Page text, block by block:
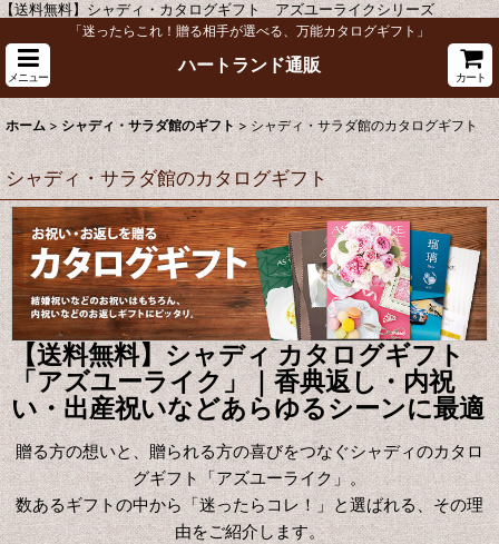
【送料無料】シャディ・カタログギフト アズユーライクシリーズ
「迷ったらこれ！贈る相手が選べる、万能カタログギフト」
メニュー
ハートランド通販
カート
ホーム > シャディ・サラダ館のギフト > シャディ・サラダ館のカタログギフト
シャディ・サラダ館のカタログギフト
【送料無料】シャディ カタログギフト
「アズユーライク」｜香典返し・内祝
い・出産祝いなどあらゆるシーンに最適
贈る方の想いと、贈られる方の喜びをつなぐシャディのカタロ
グギフト「アズユーライク」。
数あるギフトの中から「迷ったらコレ！」と選ばれる、その理
由をご紹介します。